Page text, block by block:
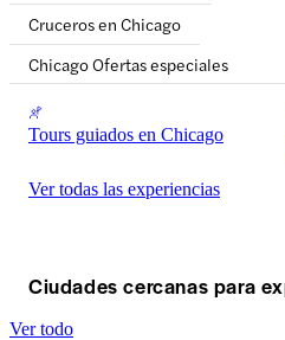
Cruceros en Chicago
Chicago Ofertas especiales
Tours guiados en Chicago
Ver todas las experiencias
Ciudades cercanas para
Ver todo